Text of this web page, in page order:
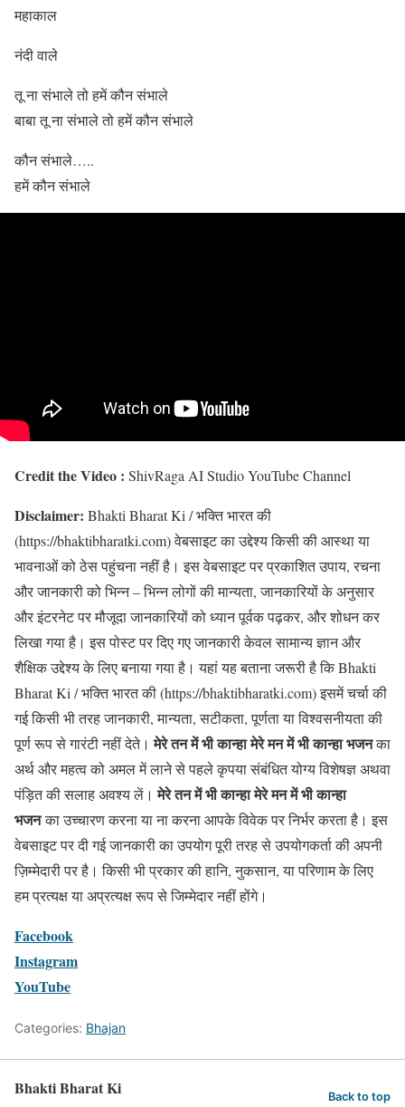
महाकाल
नंदी वाले
तू ना संभाले तो हमें कौन संभाले
बाबा तू ना संभाले तो हमें कौन संभाले
कौन संभाले…..
हमें कौन संभाले
Credit the Video : ShivRaga AI Studio YouTube Channel
Disclaimer: Bhakti Bharat Ki / भक्ति भारत की
(https://bhaktibharatki.com) वेबसाइट का उद्देश्य किसी की आस्था या
भावनाओं को ठेस पहुंचना नहीं है। इस वेबसाइट पर प्रकाशित उपाय, रचना
और जानकारी को भिन्न – भिन्न लोगों की मान्यता, जानकारियों के अनुसार
और इंटरनेट पर मौजूदा जानकारियों को ध्यान पूर्वक पढ़कर, और शोधन कर
लिखा गया है। इस पोस्ट पर दिए गए जानकारी केवल सामान्य ज्ञान और
शैक्षिक उद्देश्य के लिए बनाया गया है। यहां यह बताना जरूरी है कि Bhakti
Bharat Ki / भक्ति भारत की (https://bhaktibharatki.com) इसमें चर्चा की
गई किसी भी तरह जानकारी, मान्यता, सटीकता, पूर्णता या विश्वसनीयता की
पूर्ण रूप से गारंटी नहीं देते।मेरे तन में भी कान्हा मेरे मन में भी कान्हा भजनका
अर्थ और महत्व को अमल में लाने से पहले कृपया संबंधित योग्य विशेषज्ञ अथवा
पंड़ित की सलाह अवश्य लें।मेरे तन में भी कान्हा मेरे मन में भी कान्हा
भजनका उच्चारण करना या ना करना आपके विवेक पर निर्भर करता है। इस
वेबसाइट पर दी गई जानकारी का उपयोग पूरी तरह से उपयोगकर्ता की अपनी
ज़िम्मेदारी पर है। किसी भी प्रकार की हानि, नुकसान, या परिणाम के लिए
हम प्रत्यक्ष या अप्रत्यक्ष रूप से जिम्मेदार नहीं होंगे।
Facebook
Instagram
YouTube
Categories: Bhajan
Bhakti Bharat Ki Back to top